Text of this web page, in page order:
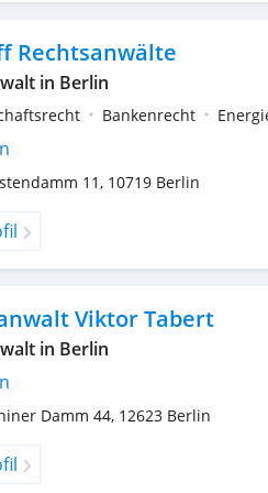
Rechtsanwälte
in Berlin
Bankenrecht
11, 10719 Berlin
Viktor Tabert
in Berlin
Damm 44, 12623 Berlin